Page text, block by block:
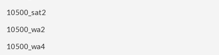
10500_sat2
10500_wa2
10500_wa4